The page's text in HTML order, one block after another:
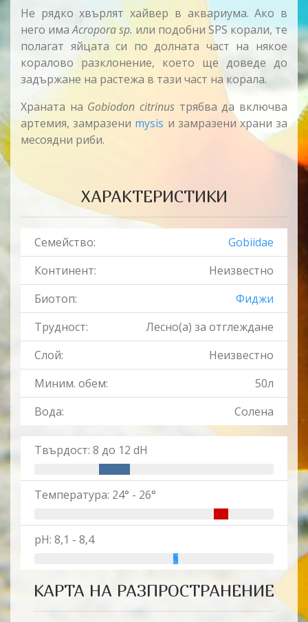
Не рядко хвърлят хайвер в аквариума. Ако в
него имаAcropora sp. или подобни SPS корали, те
полагат яйцата си по долната част на някое
коралово разклонение, което ще доведе до
задържане на растежа в тази част на корала.
Храната на Gobiodon citrinus трябва да включва
артемия, замразени mysis и замразени храни за
месоядни риби.
ХАРАКТЕРИСТИКИ
Семейство:
Gobiidae
Континент:
Неизвестно
Биотоп:
Фиджи
Трудност:
Лесно(a) за отглеждане
Слой:
Неизвестно
Миним. обем:
50л
Вода:
Солена
Твърдост: 8 до 12 dH
Температура: 24° - 26°
pH: 8,1 - 8,4
КАРТА НА РАЗПРОСТРАНЕНИЕ